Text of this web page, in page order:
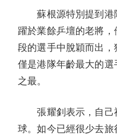
蘇根源特別提到港
躍於業餘乒壇的老將
段的選手中脫穎而出
僅是港隊年齡最大的
之最。
張耀釗表示，自己
球。如今已經很少去旅